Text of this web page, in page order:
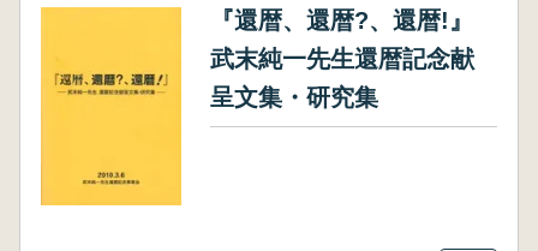
『還暦、還暦?、還暦!』
武末純一先生還暦記念献
呈文集・研究集